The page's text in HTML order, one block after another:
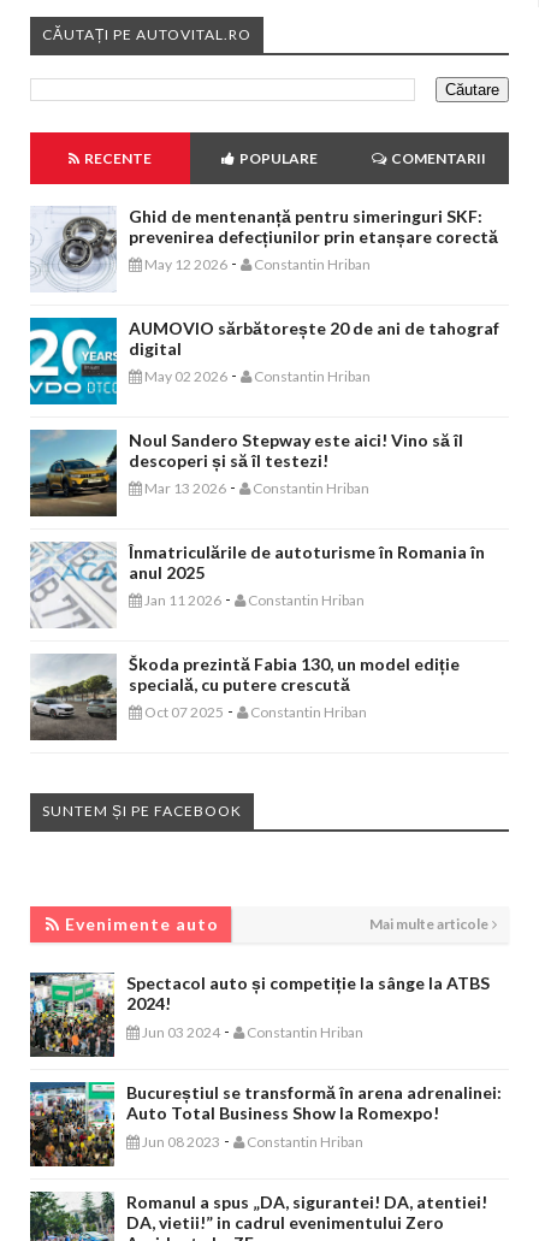
CĂUTAȚI PE AUTOVITAL.RO
RECENTE POPULARE COMENTARII
Ghid de mentenanță pentru simeringuri SKF:
prevenirea defecțiunilor prin etanșare corectă
May 12 2026 - Constantin Hriban
AUMOVIO sărbătorește 20 de ani de tahograf
digital
May 02 2026 - Constantin Hriban
Noul Sandero Stepway este aici! Vino să îl
descoperi și să îl testezi!
Mar 13 2026 - Constantin Hriban
Înmatriculările de autoturisme în Romania în
anul 2025
Jan 11 2026 - Constantin Hriban
Škoda prezintă Fabia 130, un model ediție
specială, cu putere crescută
Oct 07 2025 - Constantin Hriban
SUNTEM ȘI PE FACEBOOK
Evenimente auto Mai multe articole
Spectacol auto și competiție la sânge la ATBS
2024!
Jun 03 2024 - Constantin Hriban
Bucureștiul se transformă în arena adrenalinei:
Auto Total Business Show la Romexpo!
Jun 08 2023 - Constantin Hriban
Romanul a spus „DA, sigurantei! DA, atentiei!
DA, vietii!” in cadrul evenimentului Zero